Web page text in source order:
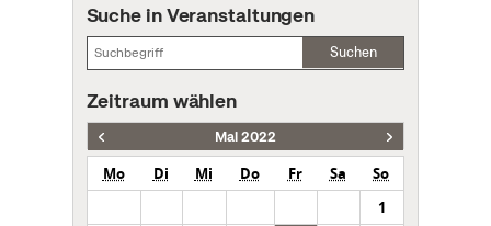
Suche in Veranstaltungen
Suchen
Zeitraum wählen
Mai 2022
Mo Di Mi Do Fr Sa
So
1